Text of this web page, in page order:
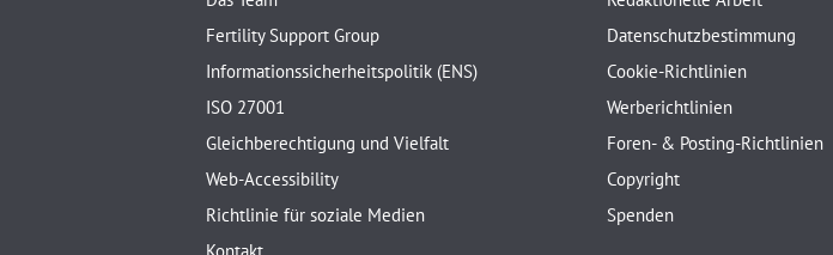
Fertility Support Group
Informationssicherheitspolitik (ENS)
ISO 27001
Gleichberechtigung und Vielfalt
Web-Accessibility
Richtlinie für soziale Medien
Datenschutzbestimmung
Cookie-Richtlinien
Werberichtlinien
Foren- & Posting-Richtlinien
Copyright
Spenden